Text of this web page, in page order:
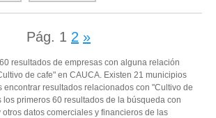
Pág. 1 2 »
resultados de empresas con alguna relación
de cafe" en CAUCA. Existen 21 municipios
encontrar resultados relacionados con "Cultivo de
los primeros 60 resultados de la búsqueda con
datos comerciales y financieros de las